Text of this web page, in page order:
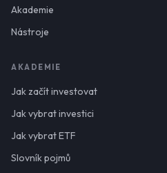
Akademie
Nástroje
AKADEMIE
Jak začít investovat
Jak vybrat investici
Jak vybrat ETF
Slovník pojmů